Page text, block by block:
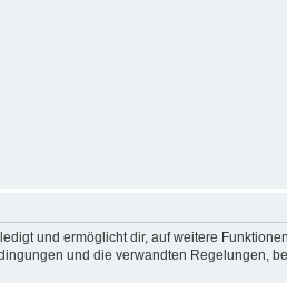
und ermöglicht dir, auf weitere
und die verwandten Regelungen,